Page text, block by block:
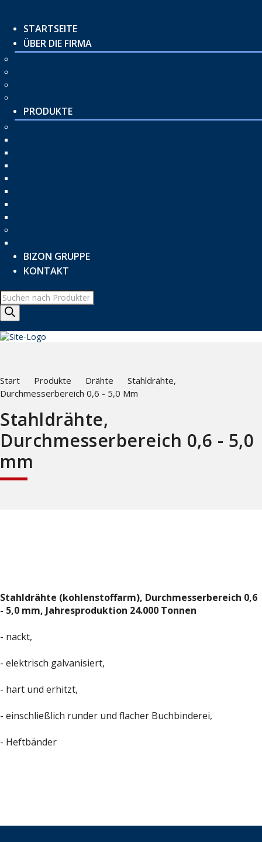
STARTSEITE
ÜBER DIE FIRMA
PRODUKTE
BIZON GRUPPE
KONTAKT
Produktsuche
Start Produkte Drähte
Stahldrähte,
Durchmesserbereich 0,6 - 5,0 Mm
Stahldrähte,
Durchmesserbereich 0,6 - 5,0
mm
Stahldrähte (kohlenstoffarm), Durchmesserbereich 0,6
- 5,0 mm, Jahresproduktion 24.000 Tonnen
- nackt,
- elektrisch galvanisiert,
- hart und erhitzt,
- einschließlich runder und flacher Buchbinderei,
- Heftbänder